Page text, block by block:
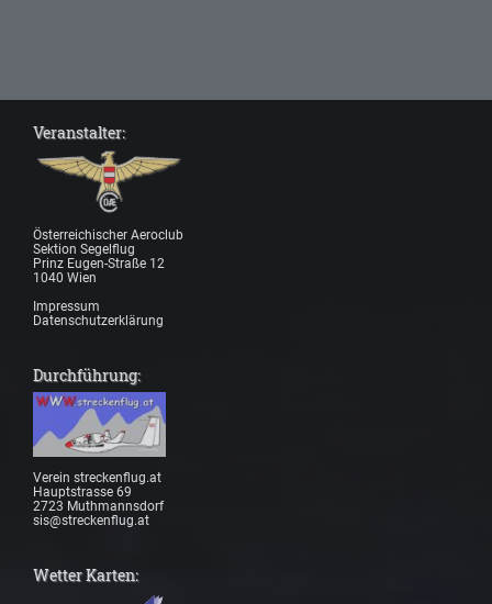
Veranstalter:
Österreichischer Aeroclub
Sektion Segelflug
Prinz Eugen-Straße 12
1040 Wien
Impressum
Datenschutzerklärung
Durchführung:
Verein streckenflug.at
Hauptstrasse 69
2723 Muthmannsdorf
sis@streckenflug.at
Wetter Karten: